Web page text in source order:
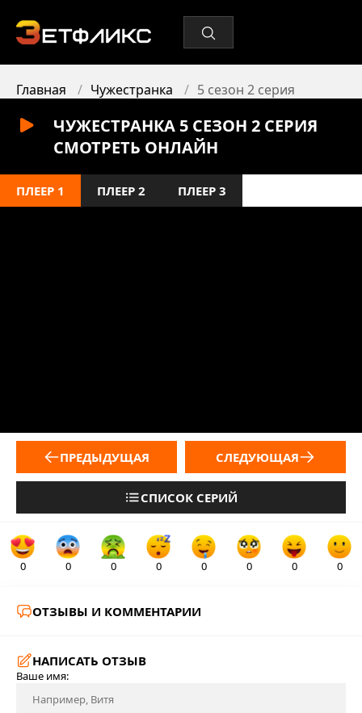
Главная Чужестранка 5 сезон 2 серия
ЧУЖЕСТРАНКА 5 СЕЗОН 2 СЕРИЯ
СМОТРЕТЬ ОНЛАЙН
ПЛЕЕР 1 ПЛЕЕР 2 ПЛЕЕР 3
ПРЕДЫДУЩАЯ
СПИСОК СЕРИЙ
СЛЕДУЮЩАЯ
0 0 0 0 0 0 0 0
ОТЗЫВЫ И КОММЕНТАРИИ
НАПИСАТЬ ОТЗЫВ
Ваше имя: